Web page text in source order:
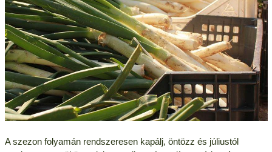
A szezon folyamán rendszeresen kapálj, öntözz és júliustól